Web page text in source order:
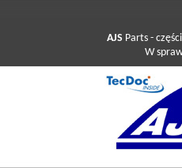
AJS Parts -
W sprawach